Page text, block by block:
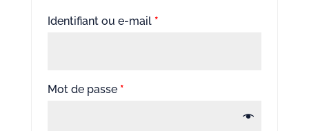
Identifiant ou e-mail *
Mot de passe *